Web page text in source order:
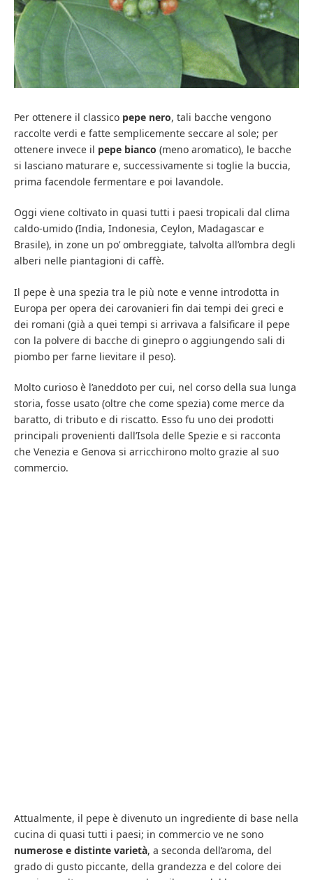
Per ottenere il classico pepe nero, tali bacche vengono
raccolte verdi e fatte semplicemente seccare al sole; per
ottenere invece il pepe bianco (meno aromatico), le bacche
si lasciano maturare e, successivamente si toglie la buccia,
prima facendole fermentare e poi lavandole.
Oggi viene coltivato in quasi tutti i paesi tropicali dal clima
caldo-umido (India, Indonesia, Ceylon, Madagascar e
Brasile), in zone un po’ ombreggiate, talvolta all’ombra degli
alberi nelle piantagioni di caffè.
Il pepe è una spezia tra le più note e venne introdotta in
Europa per opera dei carovanieri fin dai tempi dei greci e
dei romani (già a quei tempi si arrivava a falsificare il pepe
con la polvere di bacche di ginepro o aggiungendo sali di
piombo per farne lievitare il peso).
Molto curioso è l’aneddoto per cui, nel corso della sua lunga
storia, fosse usato (oltre che come spezia) come merce da
baratto, di tributo e di riscatto. Esso fu uno dei prodotti
principali provenienti dall’Isola delle Spezie e si racconta
che Venezia e Genova si arricchirono molto grazie al suo
commercio.
Attualmente, il pepe è divenuto un ingrediente di base nella
cucina di quasi tutti i paesi; in commercio ve ne sono
numerose e distinte varietà, a seconda dell’aroma, del
grado di gusto piccante, della grandezza e del colore dei